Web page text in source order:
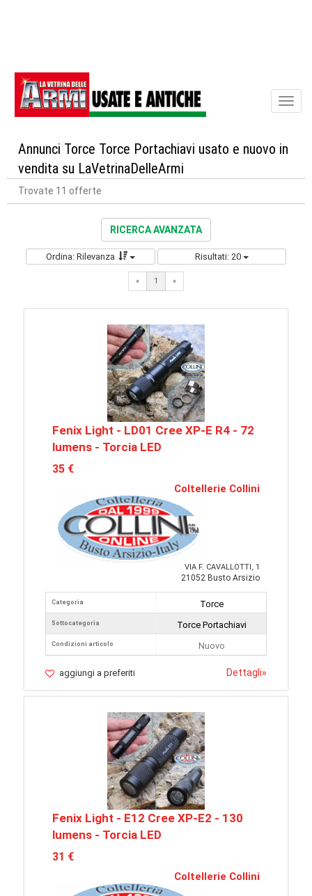
Annunci Torce Torce Portachiavi usato e nuovo in
vendita su LaVetrinaDelleArmi
Trovate 11 offerte
RICERCA AVANZATA
Ordina: Rilevanza Risultati: 20
« 1 «
Fenix Light - LD01 Cree XP-E R4 - 72
lumens - Torcia LED
35 €
Coltellerie Collini
VIA F. CAVALLOTTI, 1
21052 Busto Arsizio
Categoria
Sottocategoria
Condizioni articolo
Torce
Torce Portachiavi
Nuovo
aggiungi a preferiti Dettagli»
Fenix Light - E12 Cree XP-E2 - 130
lumens - Torcia LED
31 €
Coltellerie Collini